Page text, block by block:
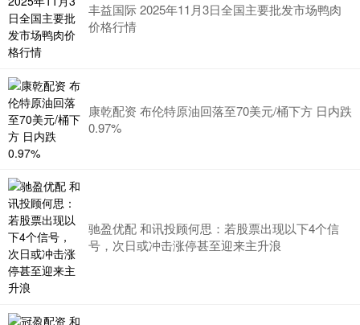
丰益国际 2025年11月3日全国主要批发市场鸭肉
价格行情
康乾配资 布伦特原油回落至70美元/桶下方 日内跌
0.97%
驰盈优配 和讯投顾何思：若股票出现以下4个信
号，次日或冲击涨停甚至迎来主升浪